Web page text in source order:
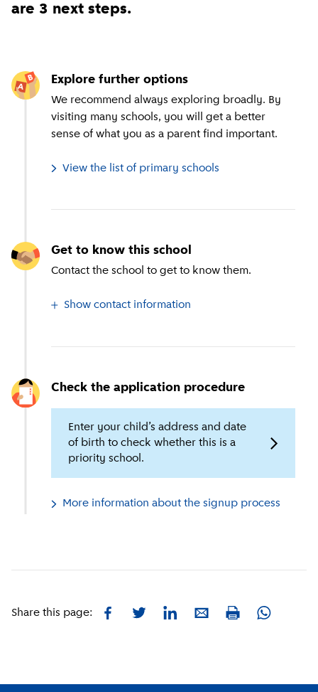
are 3 next steps.
Explore further options
We recommend always exploring broadly. By
visiting many schools, you will get a better
sense of what you as a parent find important.
View the list of primary schools
Get to know this school
Contact the school to get to know them.
Show contact information
Check the application procedure
Enter your child’s address and date
of birth to check whether this is a
priority school.
More information about the signup process
Share this page: FacebookTwitterLinkedInE-mailPrint Whatsapp